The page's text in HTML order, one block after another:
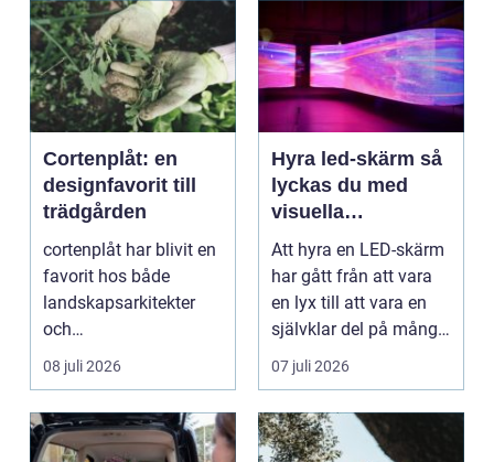
Cortenplåt: en
designfavorit till
trädgården
cortenplåt har blivit en
favorit hos både
landskapsarkitekter
och
trädgårdsentusiaster.
Det är ett m...
08 juli 2026
Hyra led-skärm så
lyckas du med
visuella
upplevelser på
event
Att hyra en LED-skärm
har gått från att vara
en lyx till att vara en
självklar del på många
event, m...
07 juli 2026